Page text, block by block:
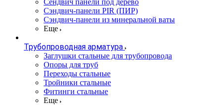
Сендвич панели под дерево
Сэндвич-панели PIR (ПИР)
Сэндвич-панели из минеральной ваты
Еще
Трубопроводная арматура
Заглушки стальные для трубопровода
Опоры для труб
Переходы стальные
Тройники стальные
Фитинги стальные
Еще